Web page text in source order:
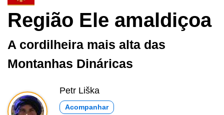
Região Ele amaldiçoa
A cordilheira mais alta das
Montanhas Dináricas
Petr Liška
Acompanhar